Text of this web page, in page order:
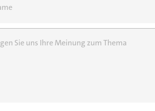
Sie uns Ihre Meinung zum Thema